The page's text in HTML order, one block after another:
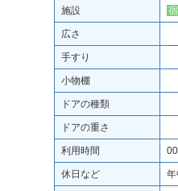
施設 宿
広さ
手すり
小物棚
ドアの種類
ドアの重さ
利用時間
休日など